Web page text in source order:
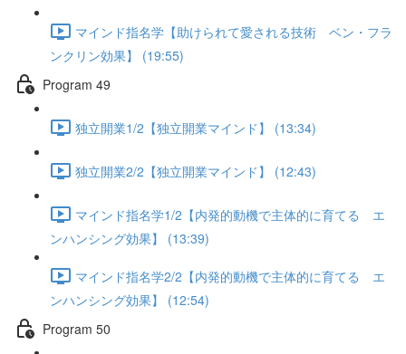
マインド指名学【助けられて愛される技術 ベン・フラ
ンクリン効果】 (19:55)
Program 49
独立開業1/2【独立開業マインド】 (13:34)
独立開業2/2【独立開業マインド】 (12:43)
マインド指名学1/2【内発的動機で主体的に育てる エ
ンハンシング効果】 (13:39)
マインド指名学2/2【内発的動機で主体的に育てる エ
ンハンシング効果】 (12:54)
Program 50